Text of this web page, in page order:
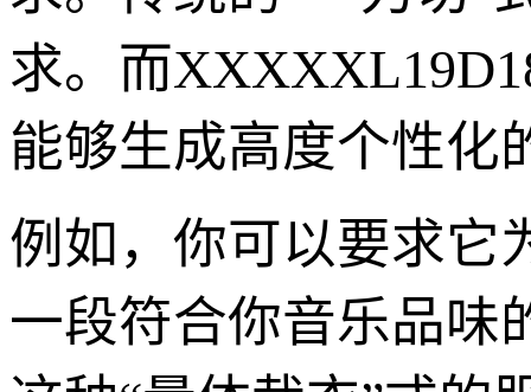
求。而
能够生成高度个性化
例如，你可以要求它
一段符合你音乐品味